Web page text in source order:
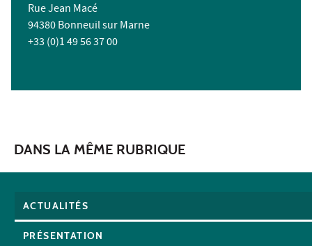
Rue Jean Macé
94380 Bonneuil sur Marne
+33 (0)1 49 56 37 00
DANS LA MÊME RUBRIQUE
ACTUALITÉS
PRÉSENTATION